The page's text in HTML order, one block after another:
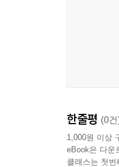
한줄평 (0건
1,000원 이상
eBook은 다운
클래스는 첫